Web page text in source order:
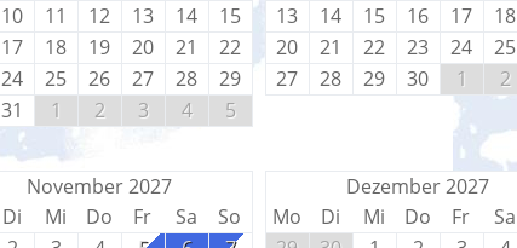
10 11 12 13 14
15
17 18 19 20 21
22
24 25 26 27 28
29
31 1 2 3 4 5
13
14 15 16 17 18
20
21 22 23 24 25
27
28 29 30 1 2
November 2027
Di Mi Do Fr Sa
So
Dezember 2027
Mo
Di Mi Do Fr Sa